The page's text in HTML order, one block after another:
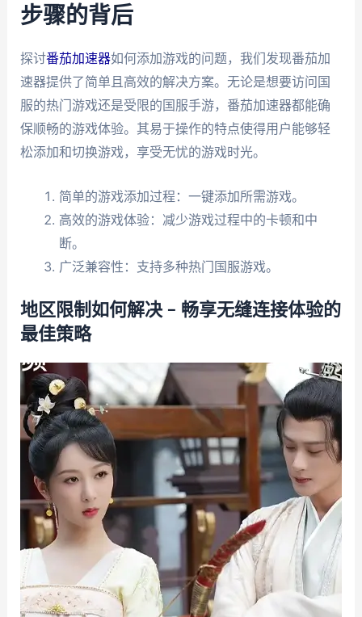
步骤的背后
探讨番茄加速器如何添加游戏的问题，我们发现番茄加
速器提供了简单且高效的解决方案。无论是想要访问国
服的热门游戏还是受限的国服手游，番茄加速器都能确
保顺畅的游戏体验。其易于操作的特点使得用户能够轻
松添加和切换游戏，享受无忧的游戏时光。
简单的游戏添加过程：一键添加所需游戏。
高效的游戏体验：减少游戏过程中的卡顿和中
断。
广泛兼容性：支持多种热门国服游戏。
地区限制如何解决 – 畅享无缝连接体验的
最佳策略